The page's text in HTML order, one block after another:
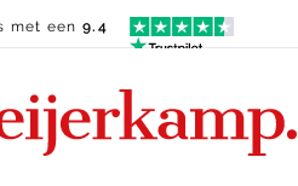
met een9.4